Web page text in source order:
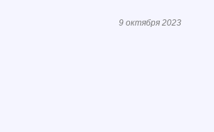
9 октября 2023